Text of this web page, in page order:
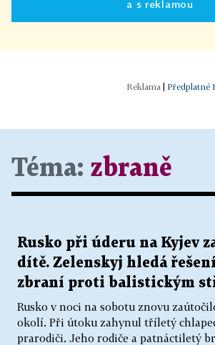
a s reklamou
| Předplatné
Téma: zbraně
Rusko při úderu na Kyjev
dítě. Zelenskyj hledá
zbraní proti balistickým
Rusko v noci na sobotu znovu
okolí. Při útoku zahynul tříletý
prarodiči. Jeho rodiče a patnáctiletý